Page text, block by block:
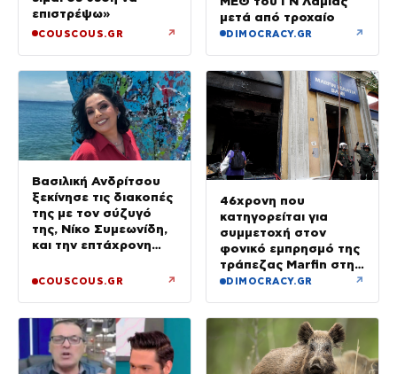
επιστρέψω»
COUSCOUS.GR ↗
μετά από τροχαίο
DIMOCRACY.GR ↗
Βασιλική Ανδρίτσου
ξεκίνησε τις διακοπές
της με τον σύζυγό
της, Νίκο Συμεωνίδη,
και την επτάχρονη
COUSCOUS.GR ↗
46χρονη που
κατηγορείται για
συμμετοχή στον
φονικό εμπρησμό της
τράπεζας Marfin στην
Αθήνα
DIMOCRACY.GR ↗